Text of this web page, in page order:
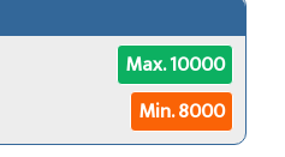
Max. 10000
Min. 8000